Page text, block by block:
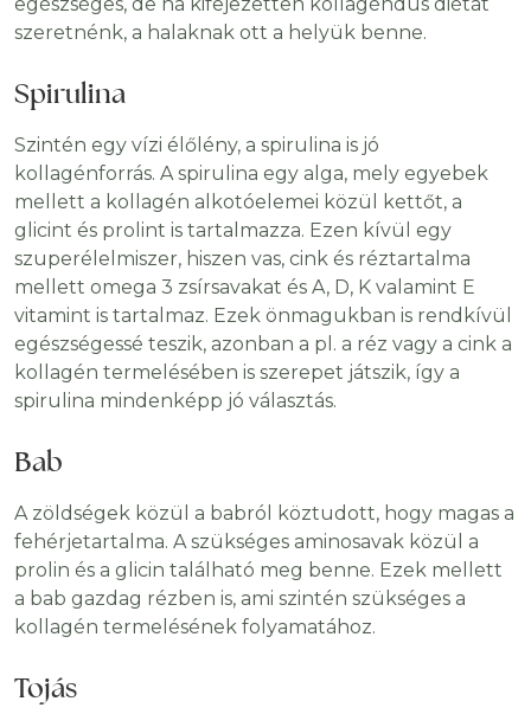
egészséges, de ha kifejezetten kollagéndús diétát
szeretnénk, a halaknak ott a helyük benne.
Spirulina
Szintén egy vízi élőlény, a spirulina is jó
kollagénforrás. A spirulina egy alga, mely egyebek
mellett a kollagén alkotóelemei közül kettőt, a
glicint és prolint is tartalmazza. Ezen kívül egy
szuperélelmiszer, hiszen vas, cink és réztartalma
mellett omega 3 zsírsavakat és A, D, K valamint E
vitamint is tartalmaz. Ezek önmagukban is rendkívül
egészségessé teszik, azonban a pl. a réz vagy a cink a
kollagén termelésében is szerepet játszik, így a
spirulina mindenképp jó választás.
Bab
A zöldségek közül a babról köztudott, hogy magas a
fehérjetartalma. A szükséges aminosavak közül a
prolin és a glicin található meg benne. Ezek mellett
a bab gazdag rézben is, ami szintén szükséges a
kollagén termelésének folyamatához.
Tojás